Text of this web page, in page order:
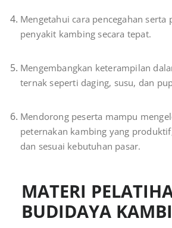
Mengetahui cara pencegahan serta
penyakit kambing secara tepat.
Mengembangkan keterampilan
ternak seperti daging, susu, dan
Mendorong peserta mampu
peternakan kambing yang
dan sesuai kebutuhan pasar.
MATERI
BUDIDAYA